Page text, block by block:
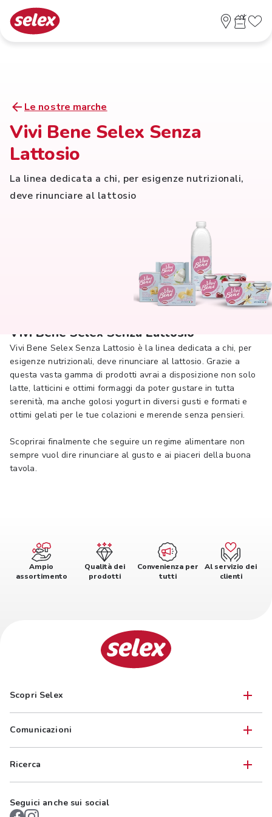
Le nostre marche
Vivi Bene Selex Senza
Lattosio
La linea dedicata a chi, per esigenze nutrizionali,
deve rinunciare al lattosio
Vivi Bene Selex Senza Lattosio
Vivi Bene Selex Senza Lattosio è la linea dedicata a chi, per
esigenze nutrizionali, deve rinunciare al lattosio. Grazie a
questa vasta gamma di prodotti avrai a disposizione non solo
latte, latticini e ottimi formaggi da poter gustare in tutta
serenità, ma anche golosi yogurt in diversi gusti e formati e
ottimi gelati per le tue colazioni e merende senza pensieri.
Scoprirai finalmente che seguire un regime alimentare non
sempre vuol dire rinunciare al gusto e ai piaceri della buona
tavola.
Ampio
assortimento
Qualità dei
prodotti
Convenienza per
tutti
Al servizio dei
clienti
Scopri Selex
Comunicazioni
Ricerca
Seguici anche sui social